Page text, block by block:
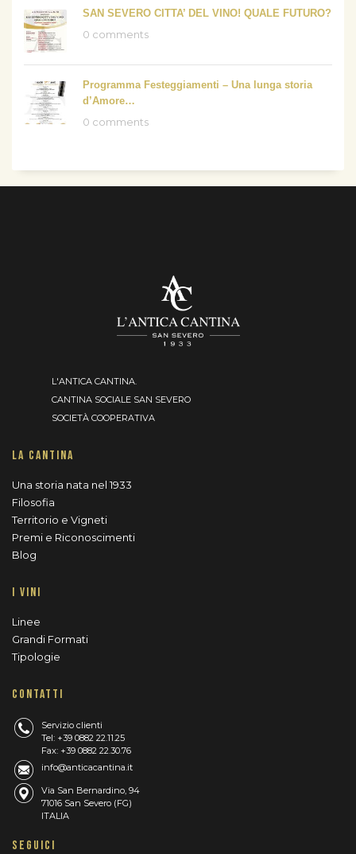
SAN SEVERO CITTA’ DEL VINO! QUALE FUTURO?
0 comments
Programma Festeggiamenti – Una lunga storia
d’Amore…
0 comments
L'ANTICA CANTINA.
CANTINA SOCIALE SAN SEVERO
SOCIETÀ COOPERATIVA
LA CANTINA
Una storia nata nel 1933
Filosofia
Territorio e Vigneti
Premi e Riconoscimenti
Blog
I VINI
Linee
Grandi Formati
Tipologie
CONTATTI
Servizio clienti
Tel: +39 0882 22.11.25
Fax: +39 0882 22.30.76
info@anticacantina.it
Via San Bernardino, 94
71016 San Severo (FG)
ITALIA
SEGUICI